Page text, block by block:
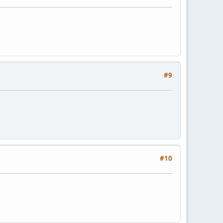
#9
#10